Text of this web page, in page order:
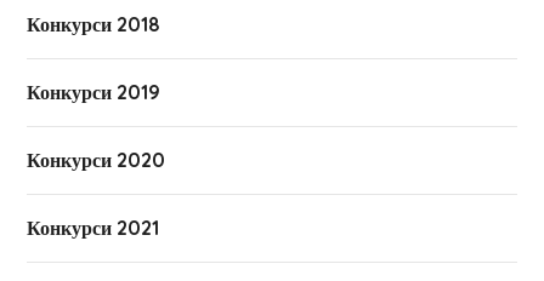
Конкурси 2018
Конкурси 2019
Конкурси 2020
Конкурси 2021